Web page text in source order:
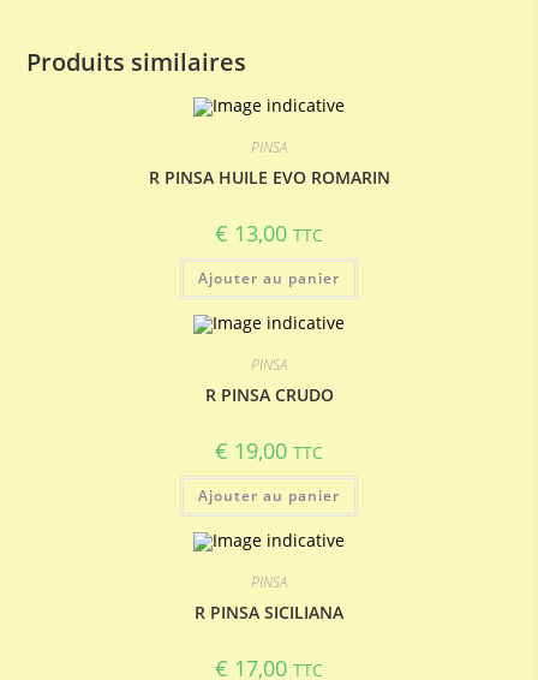
Produits similaires
PINSA
R PINSA HUILE EVO ROMARIN
€ 13,00 TTC
Ajouter au panier
PINSA
R PINSA CRUDO
€ 19,00 TTC
Ajouter au panier
PINSA
R PINSA SICILIANA
€ 17,00 TTC